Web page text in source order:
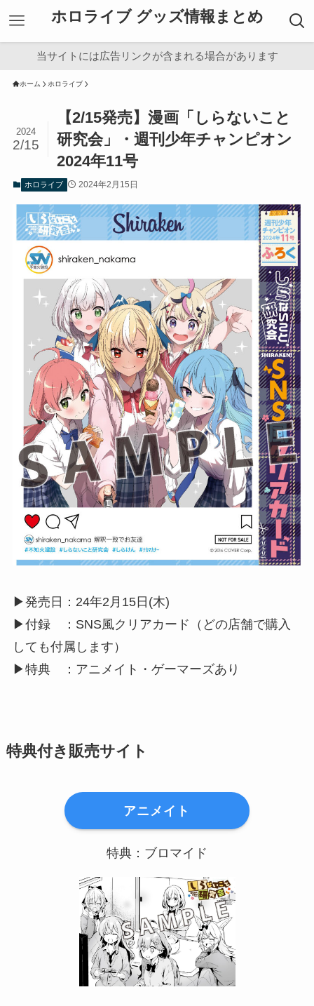
ホロライブ グッズ情報まとめ
当サイトには広告リンクが含まれる場合があります
ホーム ホロライブ
【2/15発売】漫画「しらないこと
研究会」・週刊少年チャンピオン
2024年11号
2024
2/15
ホロライブ 2024年2月15日
▶︎発売日：24年2月15日(木)
▶︎付録 ：SNS風クリアカード（どの店舗で購入
しても付属します）
▶︎特典 ：アニメイト・ゲーマーズあり
特典付き販売サイト
アニメイト
特典：ブロマイド